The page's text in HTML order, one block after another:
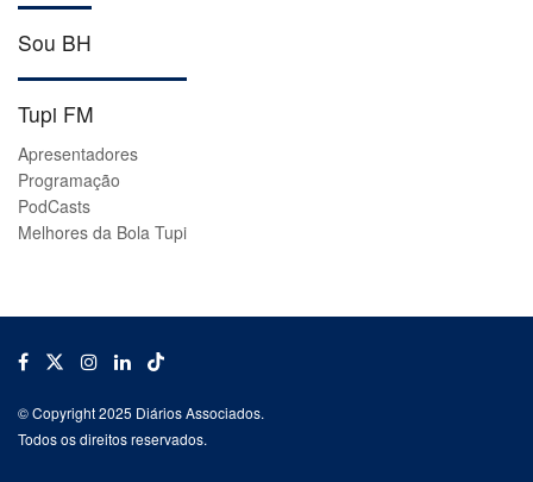
Sou BH
Tupi FM
Apresentadores
Programação
PodCasts
Melhores da Bola Tupi
© Copyright 2025 Diários Associados.
Todos os direitos reservados.